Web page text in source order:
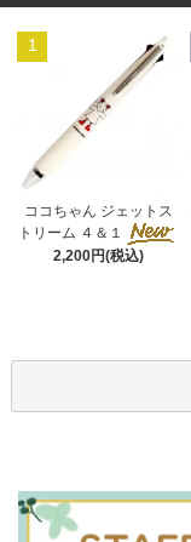
1
ココちゃん ジェットス
トリーム ４＆１
2,200円(税込)